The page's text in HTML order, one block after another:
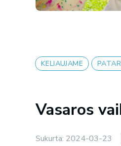
KELIAUJAME
Vasaros
Sukurta: 2024-03-23